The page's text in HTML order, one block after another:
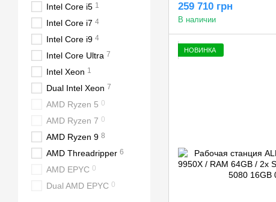
259 710 грн
В наличии
НОВИНКА
Intel Core i5 1
Intel Core i7 4
Intel Core i9 4
Intel Core Ultra 7
Intel Xeon 1
Dual Intel Xeon 7
AMD Ryzen 5 0
AMD Ryzen 7 0
AMD Ryzen 9 8
AMD Threadripper 6
AMD EPYC 0
Dual AMD EPYC 0